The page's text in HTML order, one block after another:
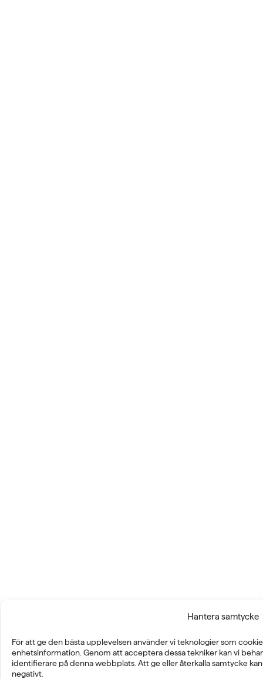
Hantera samtycke
För att ge den bästa upplevelsen använder vi teknologier som
enhetsinformation. Genom att acceptera dessa tekniker kan vi
identifierare på denna webbplats. Att ge eller återkalla samtycke
negativt.